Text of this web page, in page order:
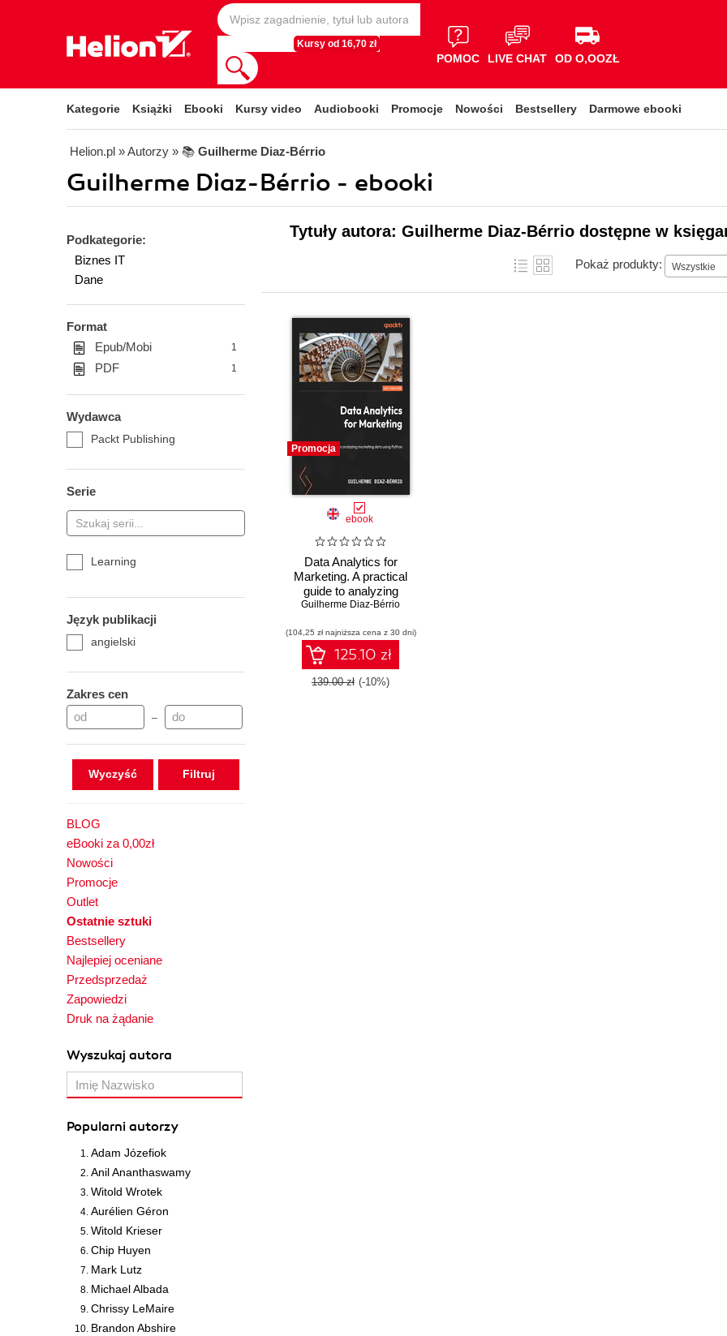
Kursy od 16,70 zł
POMOC LIVE CHAT OD O,OOZŁ
Kategorie Książki Ebooki Kursy video Audiobooki Promocje Nowości Bestsellery Darmowe ebooki
Helion.pl » Autorzy » 📚 Guilherme Diaz-Bérrio
Guilherme Diaz-Bérrio - ebooki
Podkategorie:
Biznes IT
Dane
Format
Epub/Mobi
1
PDF 1
Wydawca
Packt Publishing
Serie
Learning
Język publikacji
angielski
Zakres cen
–
Wyczyść
BLOG
eBooki za 0,00zł
Nowości
Promocje
Outlet
Ostatnie sztuki
Bestsellery
Najlepiej oceniane
Przedsprzedaż
Zapowiedzi
Druk na żądanie
Wyszukaj autora
Popularni autorzy
Adam Józefiok
Anil Ananthaswamy
Witold Wrotek
Aurélien Géron
Witold Krieser
Chip Huyen
Mark Lutz
Michael Albada
Chrissy LeMaire
Brandon Abshire
Tytuły autora: Guilherme Diaz-Bérrio dostępne w
Pokaż produkty: Wszystkie
Promocja
ebook
Data Analytics for
Marketing. A practical
guide to analyzing
marketing data using
Guilherme Diaz-Bérrio
(104,25 zł najniższa cena z 30 dni)
125.10 zł
139.00 zł (-10%)